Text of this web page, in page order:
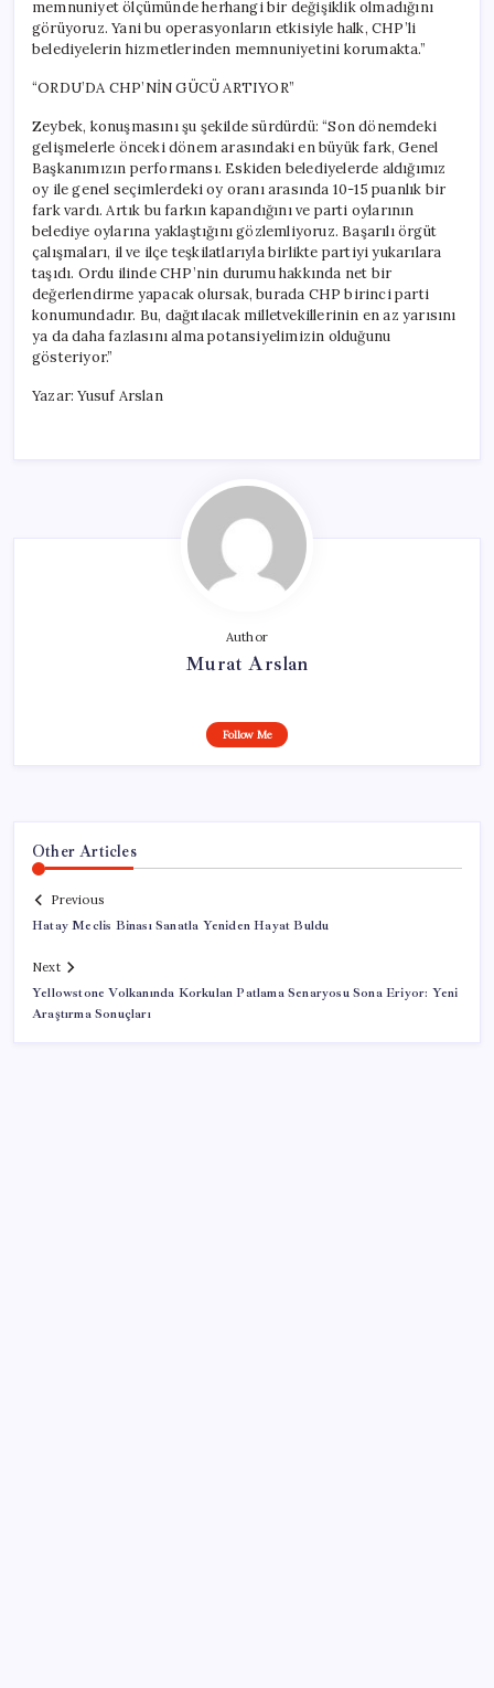
memnuniyet ölçümünde herhangi bir değişiklik olmadığını
görüyoruz. Yani bu operasyonların etkisiyle halk, CHP’li
belediyelerin hizmetlerinden memnuniyetini korumakta.”
“ORDU’DA CHP’NİN GÜCÜ ARTIYOR”
Zeybek, konuşmasını şu şekilde sürdürdü: “Son dönemdeki
gelişmelerle önceki dönem arasındaki en büyük fark, Genel
Başkanımızın performansı. Eskiden belediyelerde aldığımız
oy ile genel seçimlerdeki oy oranı arasında 10-15 puanlık bir
fark vardı. Artık bu farkın kapandığını ve parti oylarının
belediye oylarına yaklaştığını gözlemliyoruz. Başarılı örgüt
çalışmaları, il ve ilçe teşkilatlarıyla birlikte partiyi yukarılara
taşıdı. Ordu ilinde CHP’nin durumu hakkında net bir
değerlendirme yapacak olursak, burada CHP birinci parti
konumundadır. Bu, dağıtılacak milletvekillerinin en az yarısını
ya da daha fazlasını alma potansiyelimizin olduğunu
gösteriyor.”
Yazar: Yusuf Arslan
Author
Murat Arslan
Follow Me
Other Articles
Previous
Hatay Meclis Binası Sanatla Yeniden Hayat Buldu
Next
Yellowstone Volkanında Korkulan Patlama Senaryosu Sona Eriyor: Yeni
Araştırma Sonuçları